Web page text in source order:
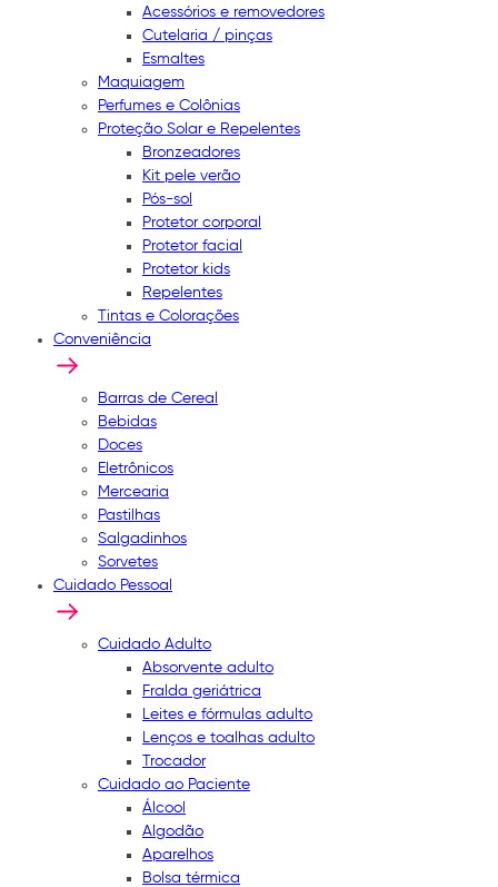
Acessórios e removedores
Cutelaria / pinças
Esmaltes
Maquiagem
Perfumes e Colônias
Proteção Solar e Repelentes
Bronzeadores
Kit pele verão
Pós-sol
Protetor corporal
Protetor facial
Protetor kids
Repelentes
Tintas e Colorações
Conveniência
Barras de Cereal
Bebidas
Doces
Eletrônicos
Mercearia
Pastilhas
Salgadinhos
Sorvetes
Cuidado Pessoal
Cuidado Adulto
Absorvente adulto
Fralda geriátrica
Leites e fórmulas adulto
Lenços e toalhas adulto
Trocador
Cuidado ao Paciente
Álcool
Algodão
Aparelhos
Bolsa térmica